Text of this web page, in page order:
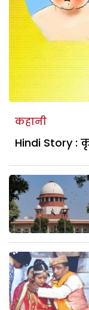
कहानी
Hindi Story :